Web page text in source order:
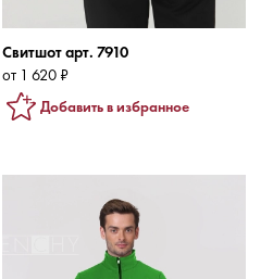
Свитшот арт. 7910
от 1 620 ₽
Добавить в избранное